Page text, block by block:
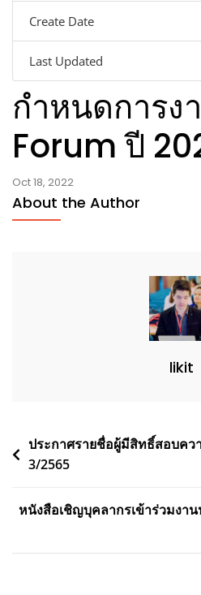
Create Date
Last Updated
กำหนดการง
Forum ปี
Oct 18, 2022
About the Author
likit
Post
navigation
ประกาศรายชื่อผู้มีสิทธิ์สอบค
3/2565
หนังสือเชิญบุคลากรเข้าร่วมงา